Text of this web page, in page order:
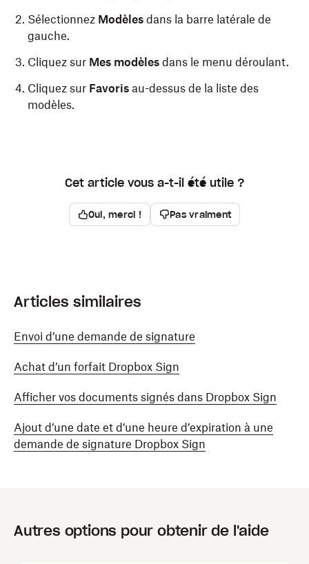
Sélectionnez Modèles dans la barre latérale de
gauche.
Cliquez sur Mes modèles dans le menu déroulant.
Cliquez sur Favoris au-dessus de la liste des
modèles.
Cet article vous a-t-il été utile ?
Oui, merci ! Pas vraiment
Articles similaires
Envoi d’une demande de signature
Achat d’un forfait Dropbox Sign
Afficher vos documents signés dans Dropbox Sign
Ajout d’une date et d’une heure d’expiration à une
demande de signature Dropbox Sign
Autres options pour obtenir de l'aide